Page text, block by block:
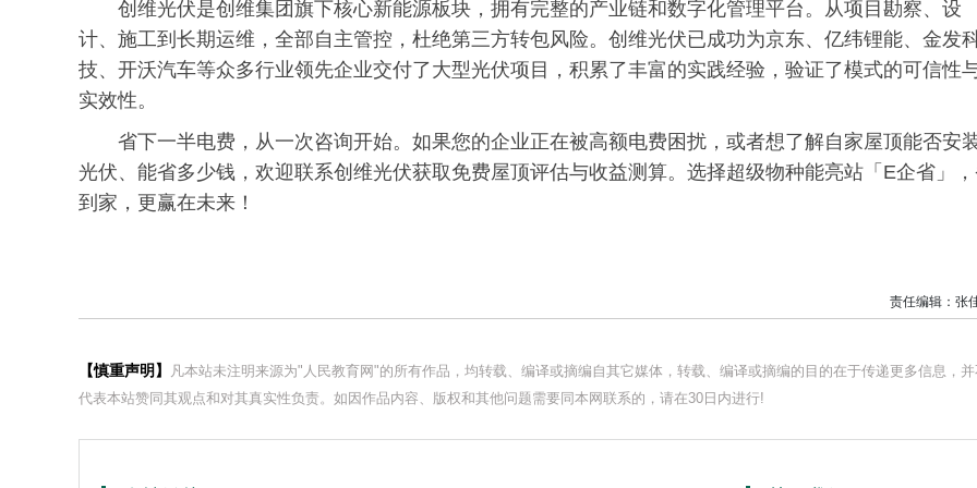
创维光伏是创维集团旗下核心新能源板块，拥有完整的产业链和数字化管理平台。从项目勘察、设
计、施工到长期运维，全部自主管控，杜绝第三方转包风险。创维光伏已成功为京东、亿纬锂能、金发
技、开沃汽车等众多行业领先企业交付了大型光伏项目，积累了丰富的实践经验，验证了模式的可信性
实效性。
省下一半电费，从一次咨询开始。如果您的企业正在被高额电费困扰，或者想了解自家屋顶能否安
光伏、能省多少钱，欢迎联系创维光伏获取免费屋顶评估与收益测算。选择超级物种能亮站「E企省」
到家，更赢在未来！
责任编辑：张
【慎重声明】
凡本站未注明来源为"人民教育网"的所有作品，均转载、编译或摘编自其它媒体，转载、编译或摘编的目的在于传递更多信息，并
代表本站赞同其观点和对其真实性负责。如因作品内容、版权和其他问题需要同本网联系的，请在30日内进行!